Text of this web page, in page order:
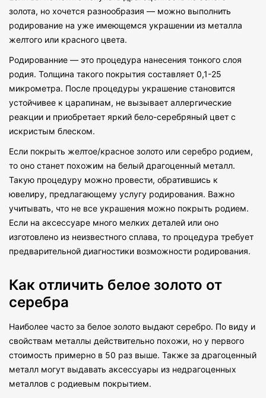
золота, но хочется разнообразия — можно выполнить
родирование на уже имеющемся украшении из металла
желтого или красного цвета.
Родированние — это процедура нанесения тонкого слоя
родия. Толщина такого покрытия составляет 0,1-25
микрометра. После процедуры украшение становится
устойчивее к царапинам, не вызывает аллергические
реакции и приобретает яркий бело-серебряный цвет с
искристым блеском.
Если покрыть желтое/красное золото или серебро родием,
то оно станет похожим на белый драгоценный металл.
Такую процедуру можно провести, обратившись к
ювелиру, предлагающему услугу родирования. Важно
учитывать, что не все украшения можно покрыть родием.
Если на аксессуаре много мелких деталей или оно
изготовлено из неизвестного сплава, то процедура требует
предварительной диагностики возможности родирования.
Как отличить белое золото от
серебра
Наиболее часто за белое золото выдают серебро. По виду и
свойствам металлы действительно похожи, но у первого
стоимость примерно в 50 раз выше. Также за драгоценный
металл могут выдавать аксессуары из недрагоценных
металлов с родиевым покрытием.